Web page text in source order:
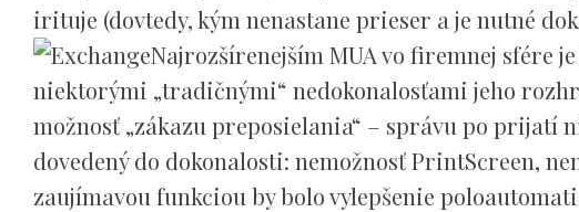
irituje (dovtedy, kým nenastane prieser a je nutné
Najrozšírenejším MUA vo firemnej sfére
niektorými „tradičnými“ nedokonalosťami jeho
možnosť „zákazu preposielania“ – správu po prijatí
dovedený do dokonalosti: nemožnosť PrintScreen,
zaujímavou funkciou by bolo vylepšenie